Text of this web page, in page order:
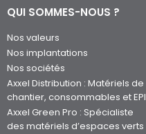
QUI SOMMES-NOUS ?
Nos valeurs
Nos implantations
Nos sociétés
Axxel Distribution : Matériels de
chantier, consommables et EPI
Axxel Green Pro : Spécialiste
des matériels d’espaces verts